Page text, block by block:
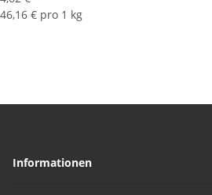
46,16 € pro 1 kg
Informationen